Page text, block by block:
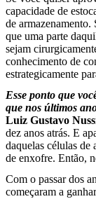
capacidade de
de armazenamento.
que uma parte
sejam
conhecimento de
estrategicamente
Esse ponto que
que nos últimos
Luiz Gustavo
dez anos atrás. E
daquelas células
de enxofre. Então,
Com o passar dos
começaram a